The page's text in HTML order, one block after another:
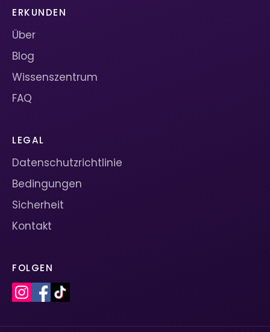
ERKUNDEN
Über
Blog
Wissenszentrum
FAQ
LEGAL
Datenschutzrichtlinie
Bedingungen
Sicherheit
Kontakt
FOLGEN